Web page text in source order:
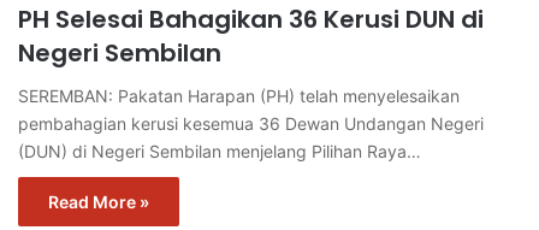
PH Selesai Bahagikan 36 Kerusi DUN di
Negeri Sembilan
SEREMBAN: Pakatan Harapan (PH) telah menyelesaikan
pembahagian kerusi kesemua 36 Dewan Undangan Negeri
(DUN) di Negeri Sembilan menjelang Pilihan Raya…
Read More »